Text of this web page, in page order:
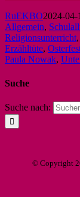
RuEKBO2024-
Allgemein,
Religionsunterricht,
Erzähltüte,
Paula Nowak,
Suche
Suche nach:
© Copyright